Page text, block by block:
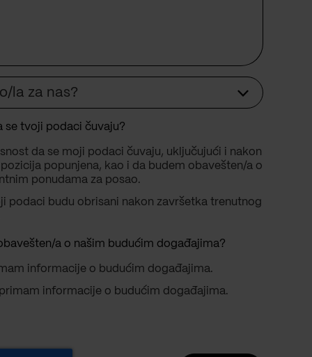
la za nas?
se tvoji podaci čuvaju?
da se moji podaci čuvaju, uključujući i nakon
popunjena, kao i da budem obavešten/a o
ponudama za posao.
podaci budu obrisani nakon završetka trenutnog
a o našim budućim događajima?
informacije o budućim događajima.
informacije o budućim događajima.